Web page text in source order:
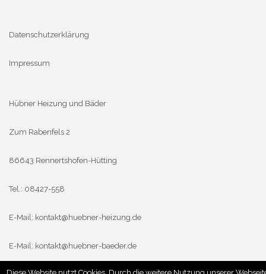
Datenschutzerklärung
Impressum
Hübner Heizung und Bäder
Zum Rabenfels 2
86643 Rennertshofen-Hütting
Tel.: 08427-558
E-Mail: kontakt@huebner-heizung.de
E-Mail: kontakt@huebner-baeder.de